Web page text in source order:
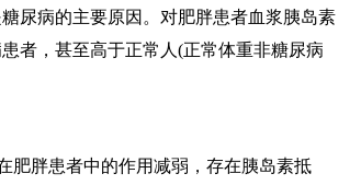
尿病的主要原因。对肥胖患者血浆胰岛素
者，甚至高于正常人(正常体重非糖尿病
肥胖患者中的作用减弱，存在胰岛素抵